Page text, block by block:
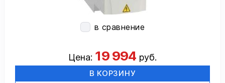
в сравнение
Цена: 19 994 руб.
В КОРЗИНУ